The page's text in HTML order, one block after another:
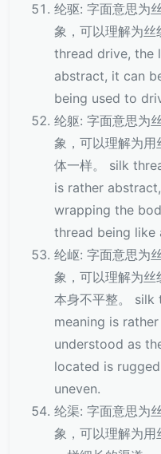
纶驱: 字面意思为
象，可以理解为
thread drive, the
abstract, it can
being used to
纶躯: 字面意思为
象，可以理解为
体一样。 silk
is rather
wrapping the
thread being like
纶岖: 字面意思为
象，可以理解为
本身不平整。
meaning is
understood as
located is
uneven.
纶渠: 字面意思为
象，可以理解为